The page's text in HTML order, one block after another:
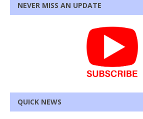
NEVER MISS AN UPDATE
QUICK NEWS